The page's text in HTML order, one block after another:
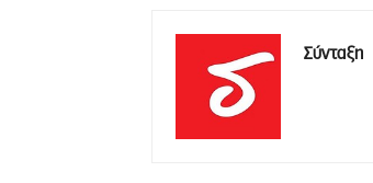
Σύνταξη